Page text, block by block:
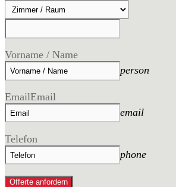
Vorname / Name
person
EmailEmail
email
Telefon
phone
Offerte anfordern